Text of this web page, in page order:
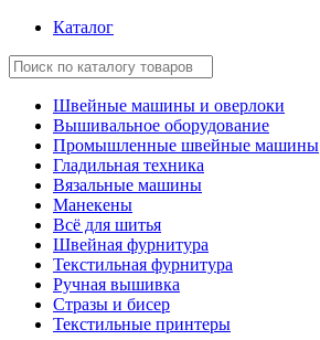
Каталог
Швейные машины и оверлоки
Вышивальное оборудование
Промышленные швейные машины
Гладильная техника
Вязальные машины
Манекены
Всё для шитья
Швейная фурнитура
Текстильная фурнитура
Ручная вышивка
Стразы и бисер
Текстильные принтеры